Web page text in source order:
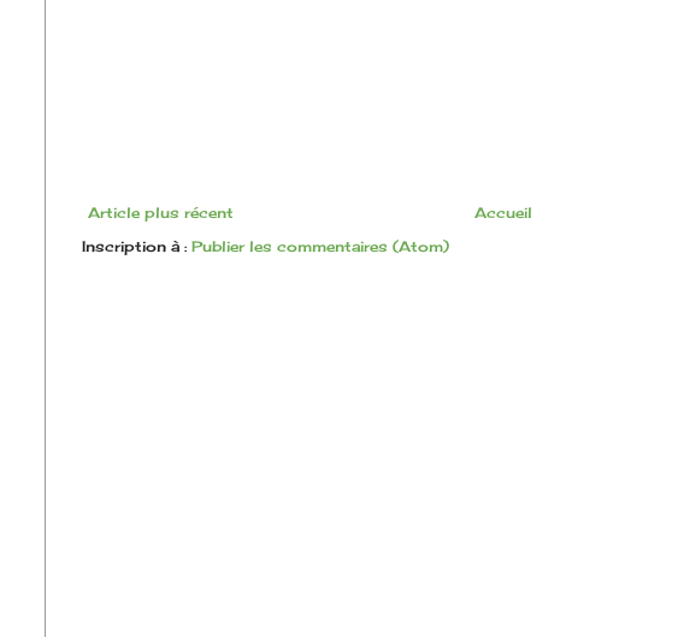
Article plus récent
Accueil
Inscription à : Publier les commentaires (Atom)